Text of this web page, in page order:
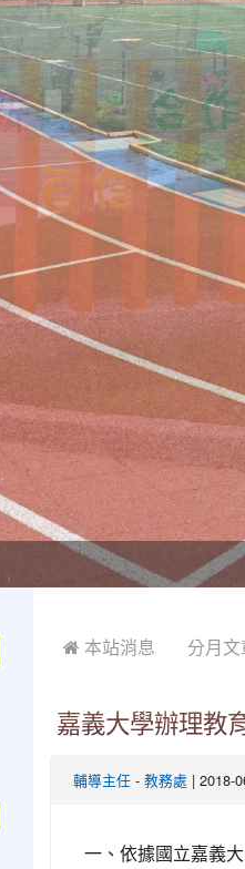
 本站消息 分月文
嘉義大學辦理教
輔導主任 - 教務處 | 2018-
一、依據國立嘉義